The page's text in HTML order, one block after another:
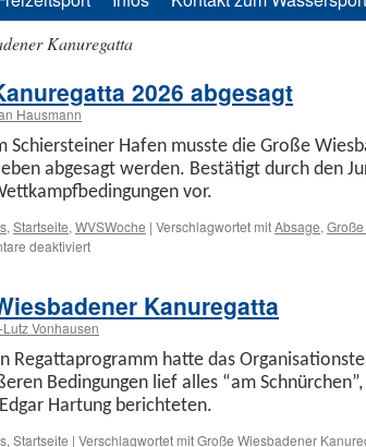
Kanuregatta
2026 abgesagt
Hausmann
Schier­stein­er Hafen musste die Große
abge­sagt wer­den. Bestätigt durch den
vor.
, Startseite, WVSWoche | Verschlagwortet mitAbsage,
deaktiviertfür
Kanuregatta
2026
Kanuregatta
Lutz Vonhausen
Regat­tapro­gramm hat­te das
Bedin­gun­gen lief alles “am
Har­tung berichteten.
, Startseite | Verschlagwortet mitGroße Wiesbadener